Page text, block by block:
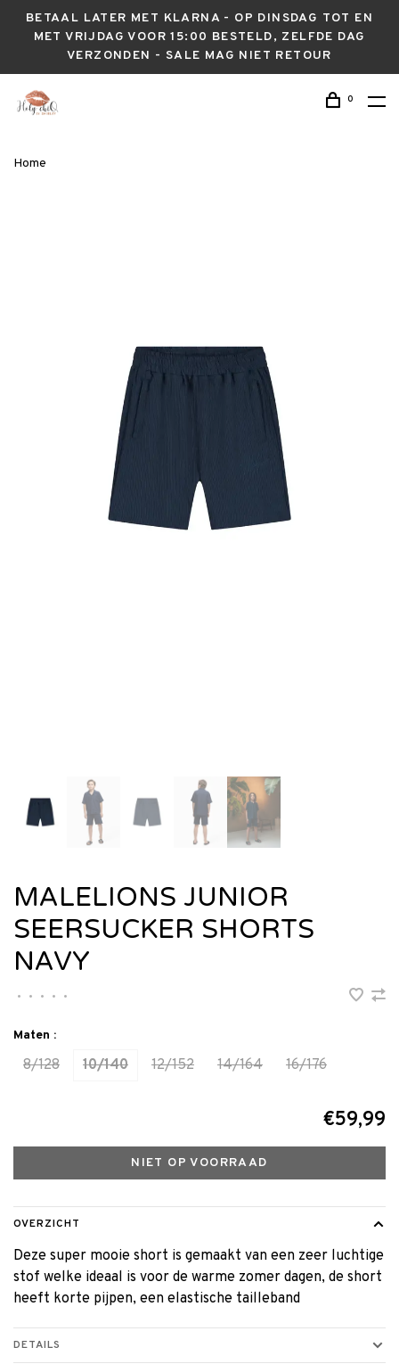
BETAAL LATER MET KLARNA - OP DINSDAG TOT EN
MET VRIJDAG VOOR 15:00 BESTELD, ZELFDE DAG
VERZONDEN - SALE MAG NIET RETOUR
0
Home
MALELIONS JUNIOR
SEERSUCKER SHORTS
NAVY
• • • • •
Maten :
8/128 10/140 12/152 14/164 16/176
€59,99
NIET OP VOORRAAD
OVERZICHT
Deze super mooie short is gemaakt van een zeer luchtige
stof welke ideaal is voor de warme zomer dagen, de short
heeft korte pijpen, een elastische tailleband
DETAILS